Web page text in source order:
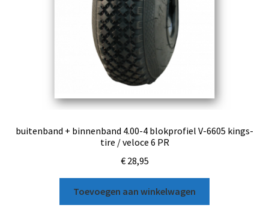
buitenband + binnenband 4.00-4 blokprofiel V-6605 kings-
tire / veloce 6 PR
€28,95
Toevoegen aan winkelwagen